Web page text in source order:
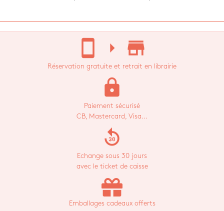
stay_current_portrait arrow_right store_mall_directory
Réservation gratuite et retrait en librairie
lock
Paiement sécurisé
CB, Mastercard, Visa...
replay_30
Echange sous 30 jours
avec le ticket de caisse
Emballages cadeaux offerts